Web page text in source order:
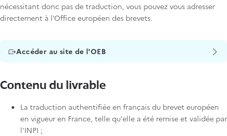
nécessitant donc pas de traduction, vous pouvez vous adresser
directement à l'Office européen des brevets.
Titre
Accéder au site de l'OEB
Contenu du livrable
La traduction authentifiée en français du brevet européen
en vigueur en France, telle qu'elle a été remise et validée par
l'INPI ;